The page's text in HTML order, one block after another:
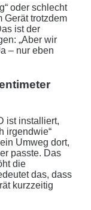
oder schlecht
Gerät trotzdem
ist der
„Aber wir
– nur eben
ist installiert,
irgendwie“
Umweg dort,
passte. Das
die
das, dass
kurzzeitig